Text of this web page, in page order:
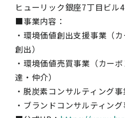
ヒューリック銀座7丁目ビル
■事業内容：
・環境価値創出支援事業（
創出）
・環境価値売買事業（カー
達・仲介）
・脱炭素コンサルティング事
・ブランドコンサルティン